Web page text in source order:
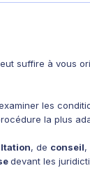
suffire à vous
les
la plus
, de conseil,
devant les